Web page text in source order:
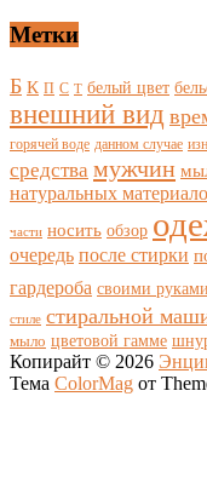
Метки
Б К П С Т белый цвет
внешний вид
горячей воде данном случае
средства мужчин
натуральных
части носить обзор
очередь после стирки
гардероба своими руками
стиле стиральной
мыло цветовой гамме
Копирайт © 2026
Тема ColorMag от